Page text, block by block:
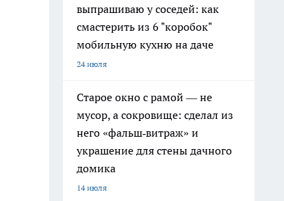
выпрашиваю у соседей: как
смастерить из 6 "коробок"
мобильную кухню на даче
24 июля
Старое окно с рамой — не
мусор, а сокровище: сделал из
него «фальш‑витраж» и
украшение для стены дачного
домика
14 июля